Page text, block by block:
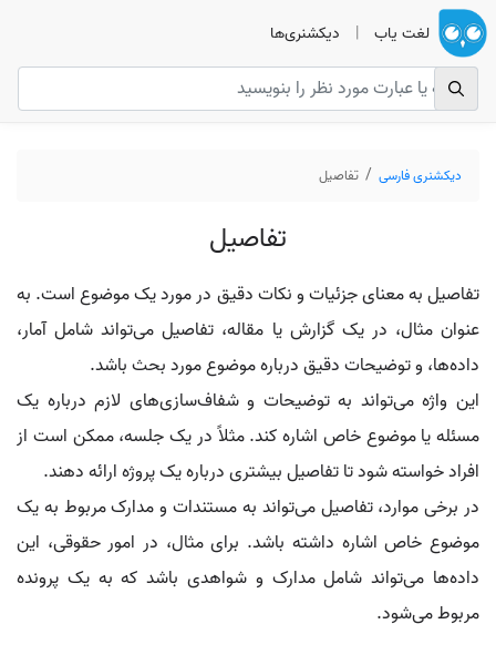
لغت یاب | دیکشنری‌ها
دیکشنری فارسی تفاصیل
تفاصیل
تفاصیل به معنای جزئیات و نکات دقیق در مورد یک موضوع است. به
عنوان مثال، در یک گزارش یا مقاله، تفاصیل می‌تواند شامل آمار،
داده‌ها، و توضیحات دقیق درباره موضوع مورد بحث باشد.
این واژه می‌تواند به توضیحات و شفاف‌سازی‌های لازم درباره یک
مسئله یا موضوع خاص اشاره کند. مثلاً در یک جلسه، ممکن است از
افراد خواسته شود تا تفاصیل بیشتری درباره یک پروژه ارائه دهند.
در برخی موارد، تفاصیل می‌تواند به مستندات و مدارک مربوط به یک
موضوع خاص اشاره داشته باشد. برای مثال، در امور حقوقی، این
داده‌ها می‌تواند شامل مدارک و شواهدی باشد که به یک پرونده
مربوط می‌شود.